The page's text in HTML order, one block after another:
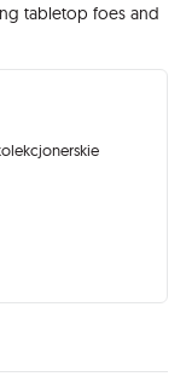
tabletop foes and